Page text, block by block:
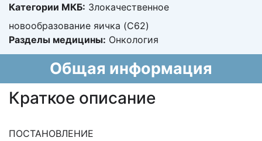
Категории МКБ: Злокачественное
новообразование яичка (C62)
Разделы медицины: Онкология
Общая информация
Краткое описание
ПОСТАНОВЛЕНИЕ